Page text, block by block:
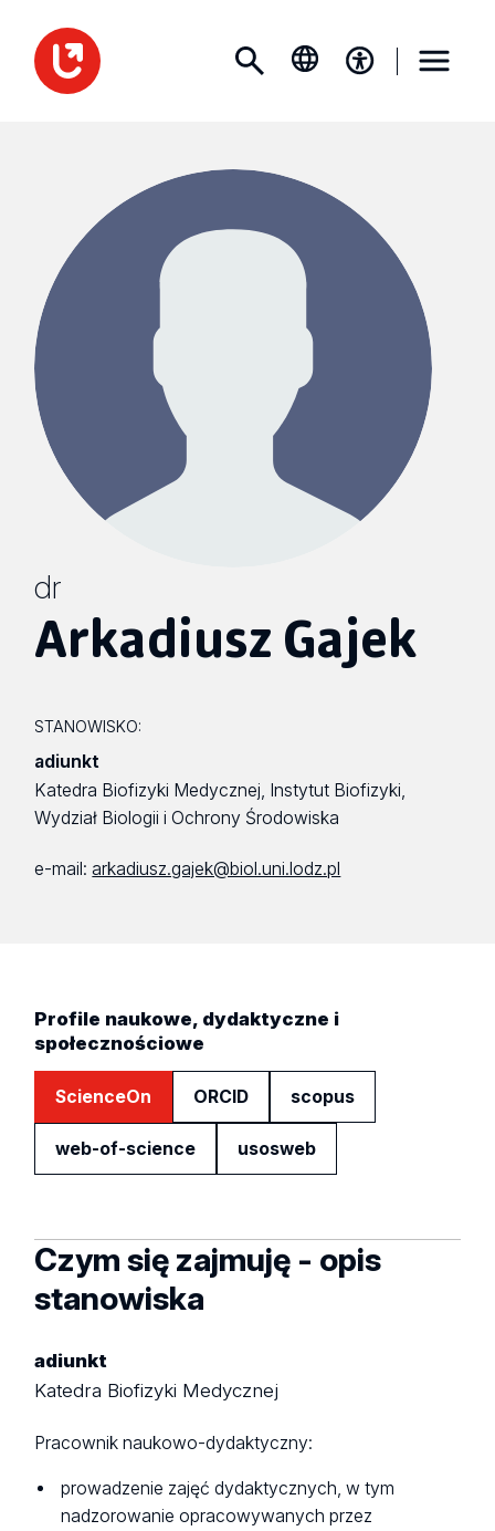
dr
Arkadiusz Gajek
STANOWISKO:
adiunkt
Katedra Biofizyki Medycznej, Instytut Biofizyki,
Wydział Biologii i Ochrony Środowiska
e-mail:arkadiusz.gajek@biol.uni.lodz.pl
Profile naukowe, dydaktyczne i
społecznościowe
ScienceOn ORCID scopus
web-of-science usosweb
Czym się zajmuję - opis
stanowiska
adiunkt
Katedra Biofizyki Medycznej
Pracownik naukowo-dydaktyczny:
prowadzenie zajęć dydaktycznych, w tym
nadzorowanie opracowywanych przez